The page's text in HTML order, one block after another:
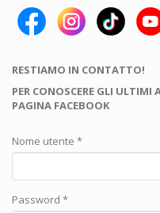
RESTIAMO IN CONTATTO!
PER CONOSCERE GLI
PAGINA FACEBOOK
Nome utente *
Password *